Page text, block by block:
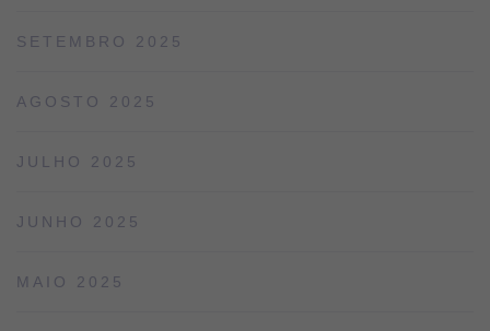
SETEMBRO 2025
AGOSTO 2025
JULHO 2025
JUNHO 2025
MAIO 2025